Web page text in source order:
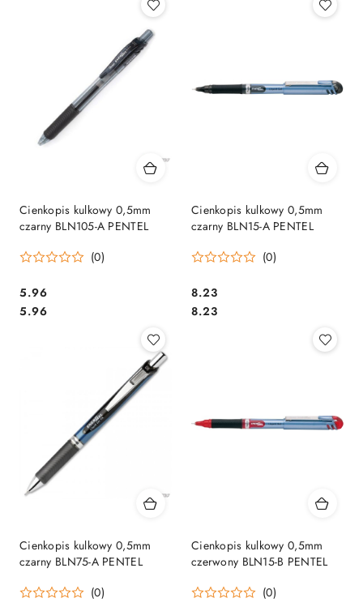
Cienkopis kulkowy 0,5mm
czarny BLN105-A PENTEL
(0)
Cena:
5.96
Cena:
5.96
Cienkopis kulkowy 0,5mm
czarny BLN15-A PENTEL
(0)
Cena:
8.23
Cena:
8.23
Cienkopis kulkowy 0,5mm
czarny BLN75-A PENTEL
(0)
Cienkopis kulkowy 0,5mm
czerwony BLN15-B PENTEL
(0)